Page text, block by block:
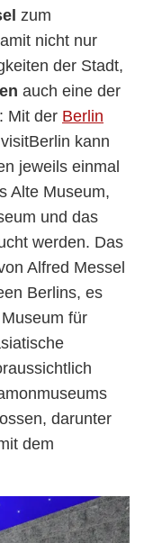
zum
nicht nur
der Stadt,
auch eine der
Mit der Berlin
kann
jeweils einmal
Alte Museum,
und das
werden. Das
Alfred Messel
Berlins, es
für
darunter
dem